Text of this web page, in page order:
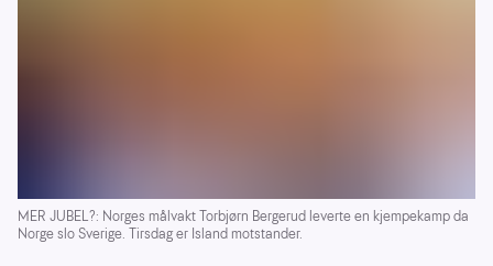
MER JUBEL?: Norges målvakt Torbjørn Bergerud leverte en kjempekamp da
Norge slo Sverige. Tirsdag er Island motstander.